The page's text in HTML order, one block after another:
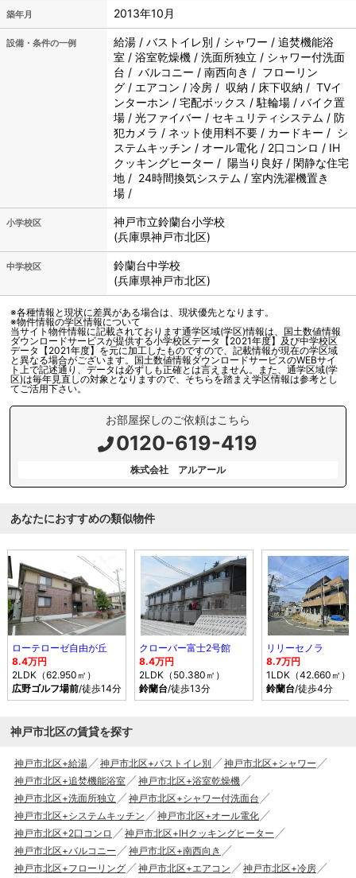
築年月 2013年10月
設備・条件の一例
給湯 / バストイレ別 / シャワー / 追焚機能浴
室 / 浴室乾燥機 / 洗面所独立 / シャワー付洗面
台 / バルコニー / 南西向き / フローリン
グ / エアコン / 冷房 / 収納 / 床下収納 / TVイ
ンターホン / 宅配ボックス / 駐輪場 / バイク置
場 / 光ファイバー / セキュリティシステム / 防
犯カメラ / ネット使用料不要 / カードキー / シ
ステムキッチン / オール電化 / 2口コンロ / IH
クッキングヒーター / 陽当り良好 / 閑静な住宅
地 / 24時間換気システム / 室内洗濯機置き
場 /
小学校区 神戸市立鈴蘭台小学校
(兵庫県神戸市北区)
中学校区
鈴蘭台中学校
(兵庫県神戸市北区)
※各種情報と現状に差異がある場合は、現状優先となります。
※物件情報の学区情報について
当サイト物件情報に記載されております通学区域(学区)情報は、国土数値情報
ダウンロードサービスが提供する小学校区データ【2021年度】及び中学校区
データ【2021年度】を元に加工したものですので、記載情報が現在の学区域
と異なる場合がございます。国土数値情報ダウンロードサービスのWEBサイ
ト上で記述通り、データは必ずしも正確とは言えません。また、通学区域(学
区)は毎年見直しの対象となりますので、そちらを踏まえ学区情報は参考とし
てご活用下さい。
お部屋探しのご依頼はこちら
0120-619-419
株式会社 アルアール
あなたにおすすめの類似物件
ローテローゼ自由が丘
8.4万円
2LDK（62.950㎡）
広野ゴルフ場前/徒歩14分
クローバー富士2号館
8.4万円
2LDK（50.380㎡）
鈴蘭台/徒歩13分
リリーセノラ
8.7万円
1LDK（42.660㎡）
鈴蘭台/徒歩4分
神戸市北区の賃貸を探す
神戸市北区+給湯 神戸市北区+バストイレ別
神戸市北区+シャワー
神戸市北区+追焚機能浴室
神戸市北区+浴室乾燥機
神戸市北区+洗面所独立
神戸市北区+シャワー付洗面台
神戸市北区+システムキッチン
神戸市北区+オール電化
神戸市北区+2口コンロ
神戸市北区+IHクッキングヒーター
神戸市北区+バルコニー
神戸市北区+南西向き
神戸市北区+フローリング
神戸市北区+エアコン
神戸市北区+冷房